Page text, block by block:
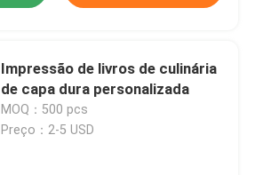
Impressão de livros de culinária
de capa dura personalizada
MOQ：500 pcs
Preço：2-5 USD